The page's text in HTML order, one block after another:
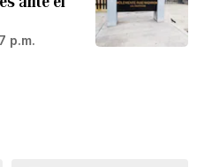
p.m.